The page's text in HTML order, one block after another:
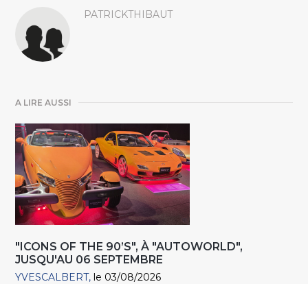
PATRICKTHIBAUT
A LIRE AUSSI
"ICONS OF THE 90’S", À "AUTOWORLD",
JUSQU'AU 06 SEPTEMBRE
YVESCALBERT le 03/08/2026